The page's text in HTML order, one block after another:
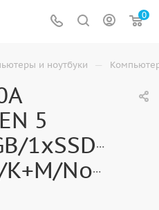
0
и ноутбуки —
5
NoOS/